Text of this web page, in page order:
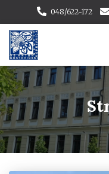
048/622-172